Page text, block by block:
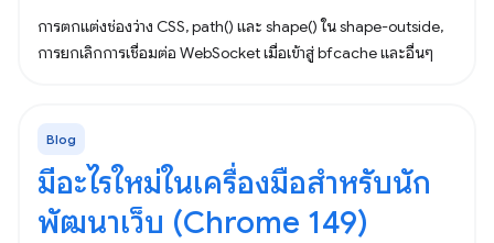
การตกแต่งช่องว่าง CSS, path() และ shape() ใน shape-outside,
การยกเลิกการเชื่อมต่อ WebSocket เมื่อเข้าสู่ bfcache และอื่นๆ
Blog
มีอะไรใหม่ในเครื่องมือสำหรับนัก
พัฒนาเว็บ (Chrome 149)